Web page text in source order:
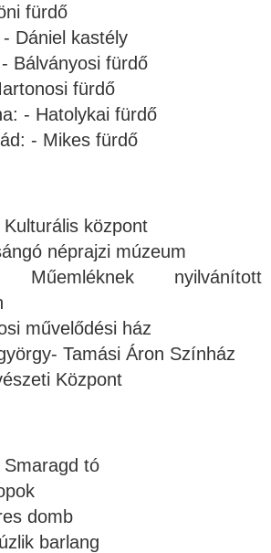
fürdő
Dániel kastély
Bálványosi fürdő
fürdő
- Hatolykai fürdő
- Mikes fürdő
központ
néprajzi múzeum
Műemléknek nyilvánított
művelődési ház
Tamási Áron Színház
Központ
tó
domb
barlang